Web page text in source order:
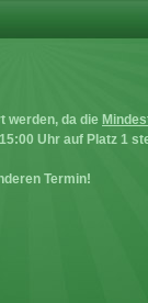
werden, da die
15:00 Uhr auf Platz 1
Termin!